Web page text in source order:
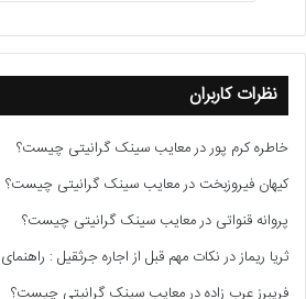
نظرات کاربران
خاطره کرم پوردرمعایب سینک گرانیتی چیست؟
کیهان فیروزبخت درمعایب سینک گرانیتی چیست؟
پروانه قنواتی درمعایب سینک گرانیتی چیست؟
ثریا ریمازدرنکات مهم قبل از اجاره جرثقیل :
فریبرز عرب زادهدر معایب سینک گرانیتی چیست؟